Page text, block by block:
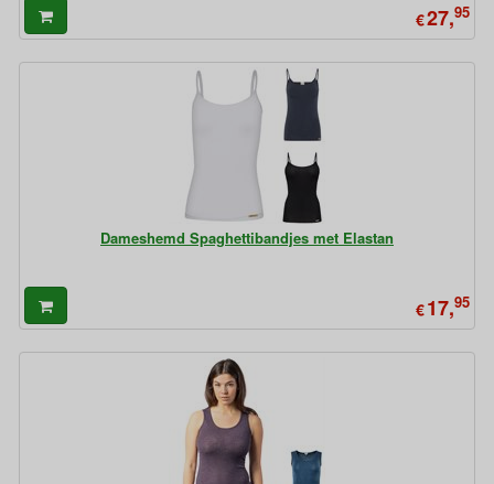
€27,95
Dameshemd Spaghettibandjes met Elastan
€17,95